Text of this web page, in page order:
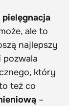
ale to
najlepszy
pozwala
który
też co
–